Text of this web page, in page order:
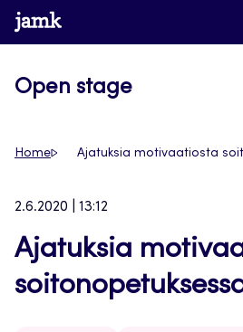
Siirry
suoraan
www.jamk.fi
Open stage
Home Ajatuksia motivaatiosta
2.6.2020 | 13:12
Ajatuksia